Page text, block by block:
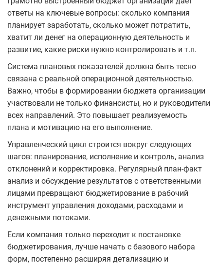
ответы на ключевые вопросы: сколько компания
планирует заработать, сколько может потратить,
хватит ли денег на операционную деятельность и
развитие, какие риски нужно контролировать и т.п.
Система плановых показателей должна быть тесно
связана с реальной операционной деятельностью.
Важно, чтобы в формировании бюджета организации
участвовали не только финансисты, но и руководители
всех направлений. Это повышает реализуемость
плана и мотивацию на его выполнение.
Управленческий цикл строится вокруг следующих
шагов: планирование, исполнение и контроль, анализ
отклонений и корректировка. Регулярный план-факт
анализ и обсуждение результатов с ответственными
лицами превращают бюджетирование в рабочий
инструмент управления доходами, расходами и
денежными потоками.
Если компания только переходит к постановке
бюджетирования, лучше начать с базового набора
форм, постепенно расширяя детализацию и